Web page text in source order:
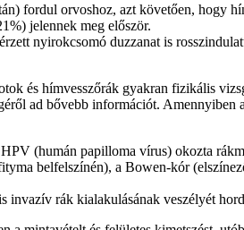
fordul orvoshoz, azt követően, hogy
jelennek meg először.
nyirokcsomó duzzanat is
és hímvesszőrák gyakran fizikális
ad bővebb információt. Amennyiben
(humán papilloma vírus) okozta
belfelszínén), a Bowen-kór
rák kialakulásának veszélyét